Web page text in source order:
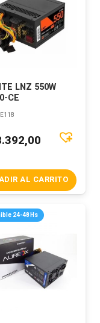
LNZ 550W
CE
AL CARRITO
24-48Hs